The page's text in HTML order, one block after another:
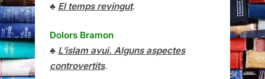
♣ El temps revingut.
Dolors Bramon
♣ L’islam avui. Alguns aspectes
controvertits.